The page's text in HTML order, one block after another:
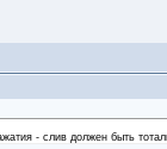
- слив должен быть